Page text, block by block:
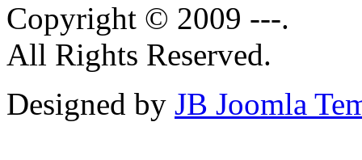
Copyright © 2009 ---.
All Rights Reserved.
Designed by JB Joomla